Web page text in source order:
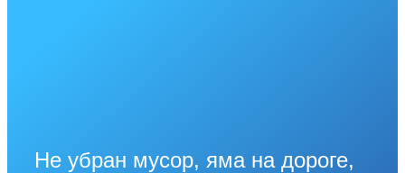
Не убран мусор, яма на дороге,